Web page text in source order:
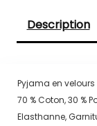
Description
Pyjama en velours
70 % Coton, 30 %
Elasthanne,